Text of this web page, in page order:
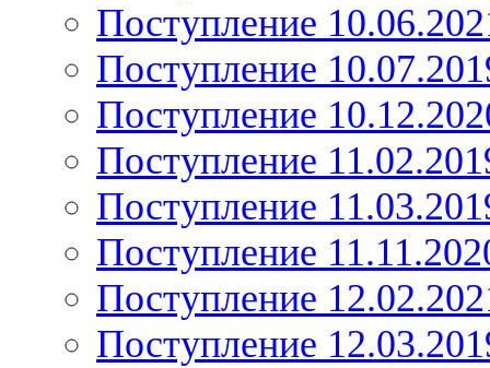
Поступление
Поступление
Поступление
Поступление
Поступление
Поступление
Поступление
Поступление